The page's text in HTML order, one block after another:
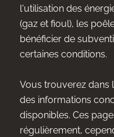
l'utilisation des
(gaz et fioul), les
bénéficier de
certaines conditions.
Vous trouverez dans
des informations
disponibles. Ces
régulièrement,